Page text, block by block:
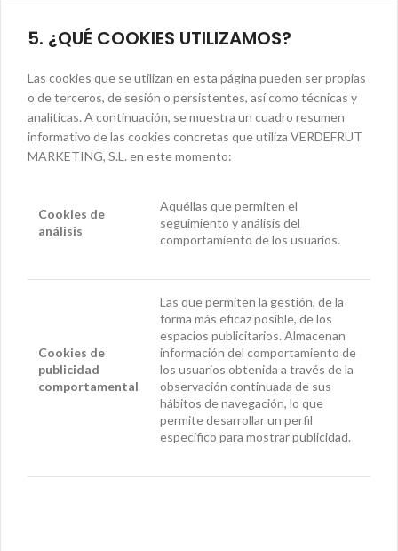
5. ¿QUÉ COOKIES UTILIZAMOS?
Las cookies que se utilizan en esta página pueden ser propias
o de terceros, de sesión o persistentes, así como técnicas y
analíticas. A continuación, se muestra un cuadro resumen
informativo de las cookies concretas que utiliza VERDEFRUT
MARKETING, S.L. en este momento:
Cookies de
análisis
Aquéllas que permiten el
seguimiento y análisis del
comportamiento de los usuarios.
Cookies de
publicidad
comportamental
Las que permiten la gestión, de la
forma más eficaz posible, de los
espacios publicitarios. Almacenan
información del comportamiento de
los usuarios obtenida a través de la
observación continuada de sus
hábitos de navegación, lo que
permite desarrollar un perfil
específico para mostrar publicidad.